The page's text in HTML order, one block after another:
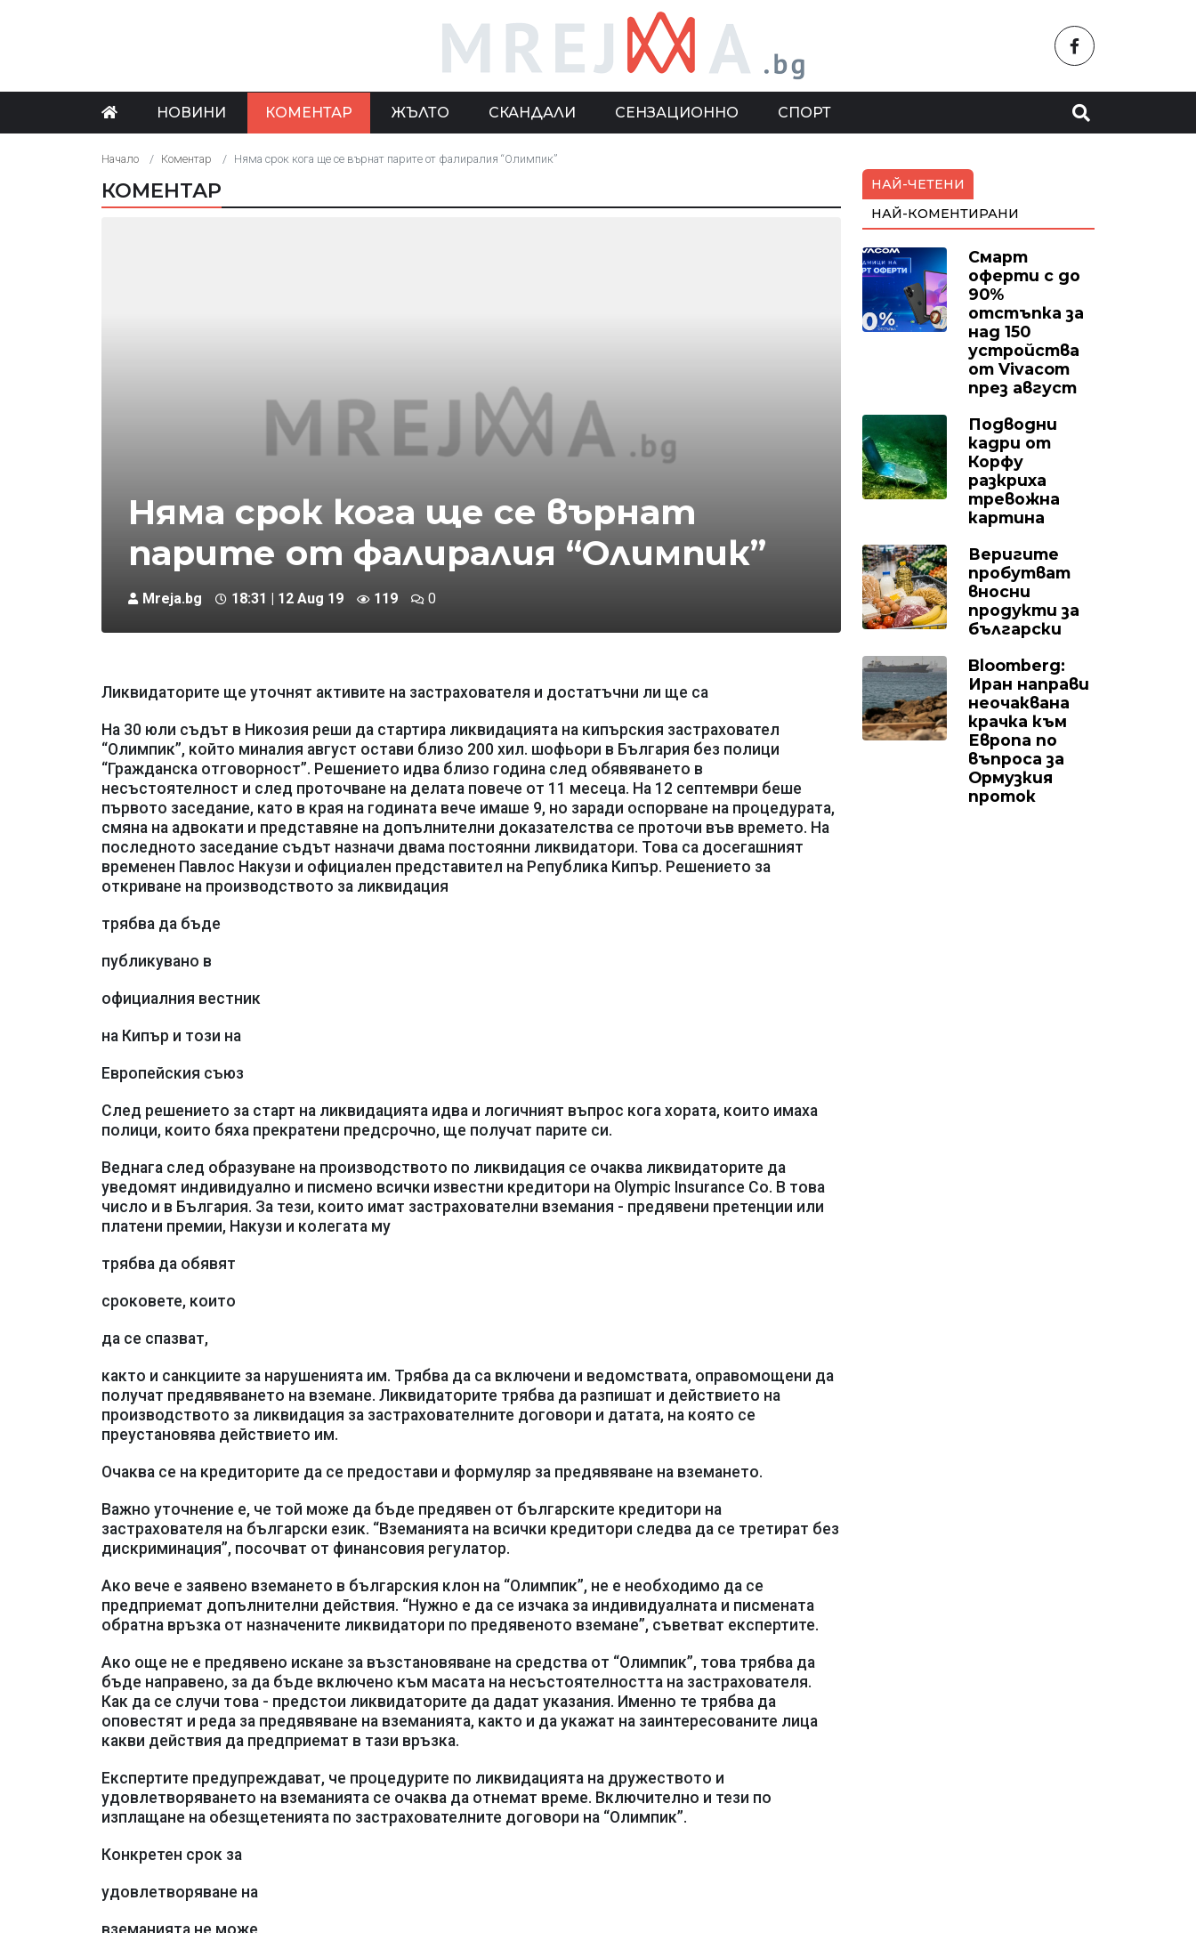
НОВИНИ КОМЕНТАР ЖЪЛТО СКАНДАЛИ СЕНЗАЦИОННО СПОРТ
Начало Коментар Няма срок кога ще се върнат парите от фалиралия “Олимпик”
КОМЕНТАР
Няма срок кога ще се върнат
парите от фалиралия “Олимпик”
Mreja.bg 18:31 | 12 Aug 19 119 0
Ликвидаторите ще уточнят активите на застрахователя и достатъчни ли ще са
На 30 юли съдът в Никозия реши да стартира ликвидацията на кипърския застраховател
“Олимпик”, който миналия август остави близо 200 хил. шофьори в България без полици
“Гражданска отговорност”. Решението идва близо година след обявяването в
несъстоятелност и след проточване на делата повече от 11 месеца. На 12 септември беше
първото заседание, като в края на годината вече имаше 9, но заради оспорване на процедурата,
смяна на адвокати и представяне на допълнителни доказателства се проточи във времето. На
последното заседание съдът назначи двама постоянни ликвидатори. Това са досегашният
временен Павлос Накузи и официален представител на Република Кипър. Решението за
откриване на производството за ликвидация
трябва да бъде
публикувано в
официалния вестник
на Кипър и този на
Европейския съюз
След решението за старт на ликвидацията идва и логичният въпрос кога хората, които имаха
полици, които бяха прекратени предсрочно, ще получат парите си.
Веднага след образуване на производството по ликвидация се очаква ликвидаторите да
уведомят индивидуално и писмено всички известни кредитори на Olympic Insurance Co. В това
число и в България. За тези, които имат застрахователни вземания - предявени претенции или
платени премии, Накузи и колегата му
трябва да обявят
сроковете, които
да се спазват,
както и санкциите за нарушенията им. Трябва да са включени и ведомствата, оправомощени да
получат предявяването на вземане. Ликвидаторите трябва да разпишат и действието на
производството за ликвидация за застрахователните договори и датата, на която се
преустановява действието им.
Очаква се на кредиторите да се предостави и формуляр за предявяване на вземането.
Важно уточнение е, че той може да бъде предявен от българските кредитори на
застрахователя на български език. “Вземанията на всички кредитори следва да се третират без
дискриминация”, посочват от финансовия регулатор.
Ако вече е заявено вземането в българския клон на “Олимпик”, не е необходимо да се
предприемат допълнителни действия. “Нужно е да се изчака за индивидуалната и писмената
обратна връзка от назначените ликвидатори по предявеното вземане”, съветват експертите.
Ако още не е предявено искане за възстановяване на средства от “Олимпик”, това трябва да
бъде направено, за да бъде включено към масата на несъстоятелността на застрахователя.
Как да се случи това - предстои ликвидаторите да дадат указания. Именно те трябва да
оповестят и реда за предявяване на вземанията, както и да укажат на заинтересованите лица
какви действия да предприемат в тази връзка.
Експертите предупреждават, че процедурите по ликвидацията на дружеството и
удовлетворяването на вземанията се очаква да отнемат време. Включително и тези по
изплащане на обезщетенията по застрахователните договори на “Олимпик”.
Конкретен срок за
удовлетворяване на
НАЙ-ЧЕТЕНИ
НАЙ-КОМЕНТИРАНИ
Смарт
оферти с до
90%
отстъпка за
над 150
устройства
от Vivacom
през август
Подводни
кадри от
Корфу
разкриха
тревожна
картина
Веригите
пробутват
вносни
продукти за
български
Bloomberg:
Иран направи
неочаквана
крачка към
Европа по
въпроса за
Ормузкия
проток